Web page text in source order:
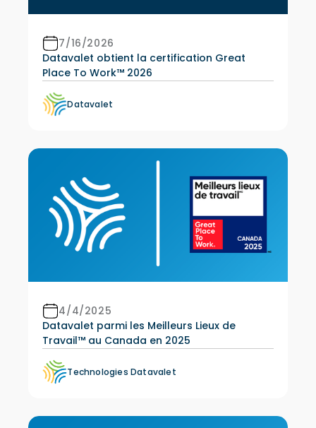
7/16/2026
Datavalet obtient la certification Great
Place To Work™ 2026
Datavalet
4/4/2025
Datavalet parmi les Meilleurs Lieux de
Travail™ au Canada en 2025
Technologies Datavalet